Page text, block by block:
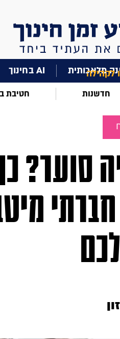
לקהילה
מלאכותית AI בחינוך
חדשנות חטיבת
סוער?